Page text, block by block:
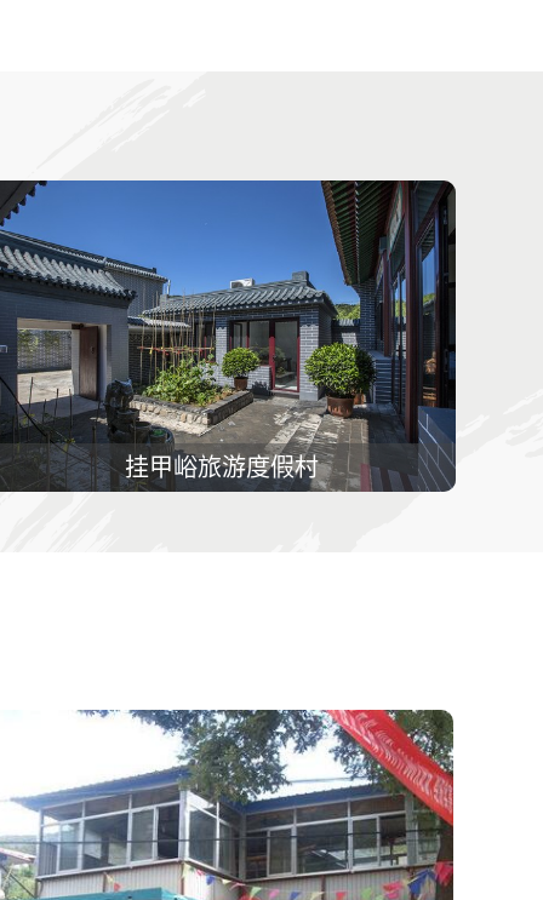
挂甲峪旅游度假村